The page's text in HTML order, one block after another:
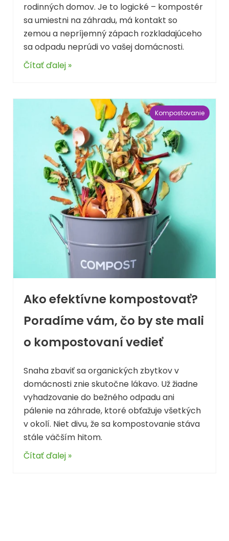
rodinných domov. Je to logické – kompostér
sa umiestni na záhradu, má kontakt so
zemou a nepríjemný zápach rozkladajúceho
sa odpadu neprúdi vo vašej domácnosti.
Čítať ďalej »
Kompostovanie
Ako efektívne kompostovať?
Poradíme vám, čo by ste mali
o kompostovaní vedieť
Snaha zbaviť sa organických zbytkov v
domácnosti znie skutočne lákavo. Už žiadne
vyhadzovanie do bežného odpadu ani
pálenie na záhrade, ktoré obťažuje všetkých
v okolí. Niet divu, že sa kompostovanie stáva
stále väčším hitom.
Čítať ďalej »